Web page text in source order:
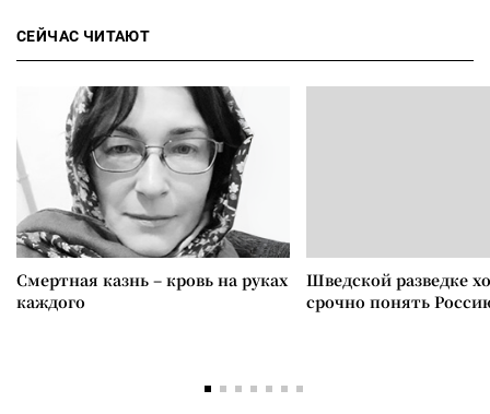
СЕЙЧАС ЧИТАЮТ
Смертная казнь – кровь на руках
каждого
Шведской разведке
срочно понять